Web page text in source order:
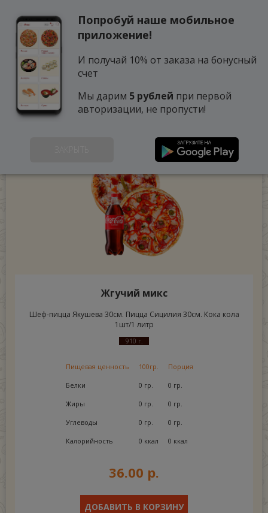
Жгучий микс
Шеф-пицца Якушева 30см. Пицца Сицилия 30см. Кока кола
1шт/1 литр
910 г.
Пищевая ценность 100гр. Порция
Белки 0 гр. 0 гр.
Жиры 0 гр. 0 гр.
Углеводы 0 гр. 0 гр.
Калорийность 0 ккал 0 ккал
36.00 р.
ДОБАВИТЬ В КОРЗИНУ
Попробуй наше мобильное
приложение!
И получай 10% от заказа на бонусный
счет
Мы дарим 5 рублей при первой
авторизации, не пропусти!